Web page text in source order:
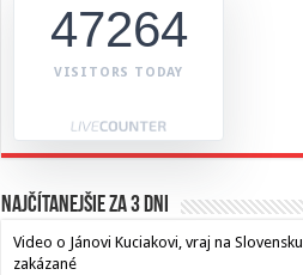
47264
VISITORS TODAY
Najčítanejšie za 3 dni
Video o Jánovi Kuciakovi, vraj na Slovensku
zakázané